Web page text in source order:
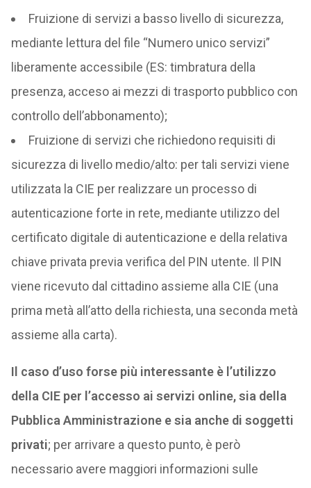
Fruizione di servizi a basso livello di sicurezza,
mediante lettura del file “Numero unico servizi”
liberamente accessibile (ES: timbratura della
presenza, acceso ai mezzi di trasporto pubblico con
controllo dell’abbonamento);
Fruizione di servizi che richiedono requisiti di
sicurezza di livello medio/alto: per tali servizi viene
utilizzata la CIE per realizzare un processo di
autenticazione forte in rete, mediante utilizzo del
certificato digitale di autenticazione e della relativa
chiave privata previa verifica del PIN utente. Il PIN
viene ricevuto dal cittadino assieme alla CIE (una
prima metà all’atto della richiesta, una seconda metà
assieme alla carta).
Il caso d’uso forse più interessante è l’utilizzo
della CIE per l’accesso ai servizi online, sia della
Pubblica Amministrazione e sia anche di soggetti
privati; per arrivare a questo punto, è però
necessario avere maggiori informazioni sulle